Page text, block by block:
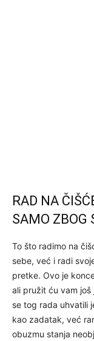
RAD NA
SAMO ZBOG
To što radimo na
sebe, već i radi
pretke. Ovo je
ali pružit ću vam
se tog rada uhvatili
kao zadatak, već
obuzmu stanja